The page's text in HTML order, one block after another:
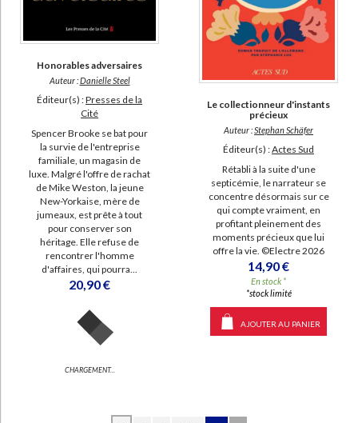
Honorables adversaires
Auteur :Danielle Steel
Éditeur(s) :Presses de la
Cité
Spencer Brooke se bat pour
la survie de l'entreprise
familiale, un magasin de
luxe. Malgré l'offre de rachat
de Mike Weston, la jeune
New-Yorkaise, mère de
jumeaux, est prête à tout
pour conserver son
héritage. Elle refuse de
rencontrer l'homme
d'affaires, qui pourra...
20,90 €
CHARGEMENT...
Le collectionneur d'instants
précieux
Auteur :Stephan Schäfer
Éditeur(s) :Actes Sud
Rétabli à la suite d'une
septicémie, le narrateur se
concentre désormais sur ce
qui compte vraiment, en
profitant pleinement des
moments précieux que lui
offre la vie. ©Electre 2026
14,90 €
En stock *
*stock limité
AJOUTER AU PANIER